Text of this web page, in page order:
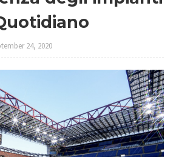
24, 2020